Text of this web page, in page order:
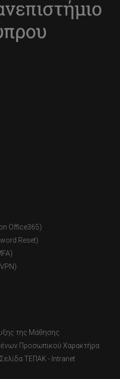
Office365)
Reset)
της Μάθησης
Προσωπικού Χαρακτήρα
ΤΕΠΑΚ - Intranet